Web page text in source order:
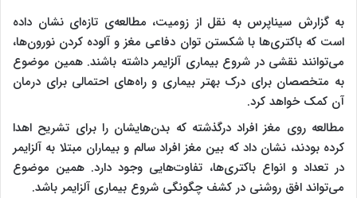
به گزارش سیناپرس به نقل از زومیت، مطالعه‌ی تازه‌ای نشان داده
است که باکتری‌ها با شکستن توان دفاعی مغز و آلوده کردن نورون‌ها،
می‌توانند نقشی در شروع بیماری آلزایمر داشته باشند. همین موضوع
به متخصصان برای درک بهتر بیماری و راه‌های احتمالی برای درمان
آن کمک خواهد کرد.
مطالعه روی مغز افراد درگذشته که بدن‌هایشان را برای تشریح اهدا
کرده‌ بودند، نشان داد که بین مغز افراد سالم و بیماران مبتلا به آلزایمر
در تعداد و انواع باکتری‌ها، تفاوت‌هایی وجود دارد. همین موضوع
می‌تواند افق روشنی در کشف چگونگی شروع بیماری آلزایمر باشد.